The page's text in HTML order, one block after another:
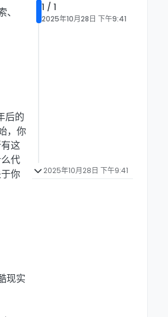
后的
，你
这
代
你
现实
1 / 1
2025年10月28日 下午9:41
2025年10月28日 下午9:41